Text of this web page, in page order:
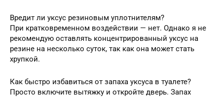
Вредит ли уксус резиновым уплотнителям?
При кратковременном воздействии — нет. Однако я не
рекомендую оставлять концентрированный уксус на
резине на несколько суток, так как она может стать
хрупкой.
Как быстро избавиться от запаха уксуса в туалете?
Просто включите вытяжку и откройте дверь. Запах